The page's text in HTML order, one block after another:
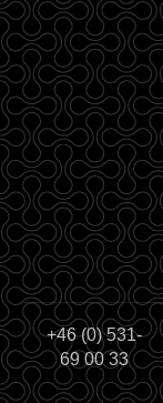
+46 (0) 531-
69 00 33